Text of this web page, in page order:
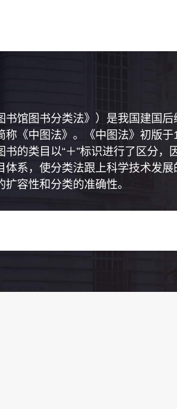
书馆图书分类法》）是我国建国
称《中图法》。《中图法》初版
的类目以“＋”标识进行了区分
系，使分类法跟上科学技术发
容性和分类的准确性。